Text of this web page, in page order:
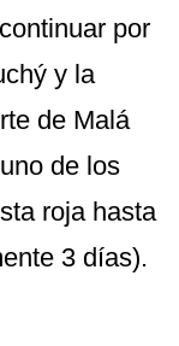
por
y la
de Malá
de los
roja hasta
3 días).